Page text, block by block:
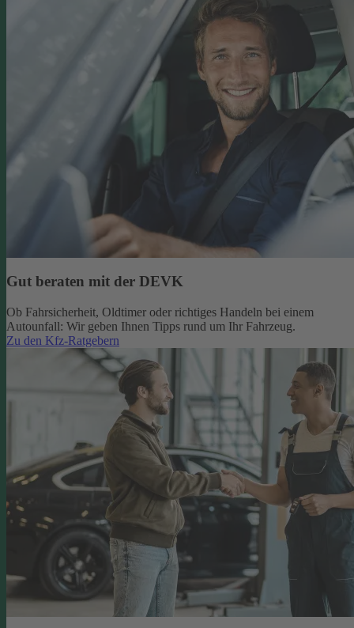
Gut beraten mit der DEVK
Ob Fahrsicherheit, Oldtimer oder richtiges Handeln bei einem
Autounfall: Wir geben Ihnen Tipps rund um Ihr Fahrzeug.
Zu den Kfz-Ratgebern